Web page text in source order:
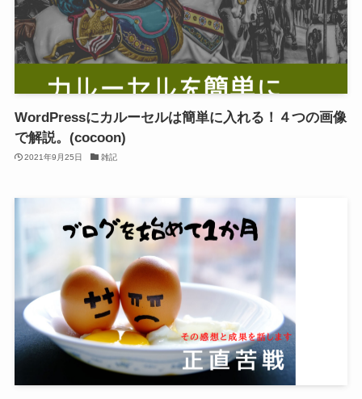
WordPressにカルーセルは簡単に入れる！４つの画像
で解説。(cocoon)
2021年9月25日 雑記